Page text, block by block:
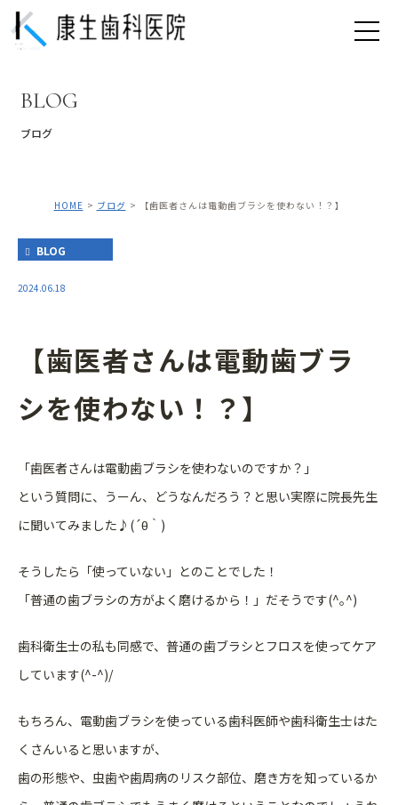
BLOG
ブログ
HOME ブログ 【歯医者さんは電動歯ブラシを使わない！？】
BLOG
2024.06.18
【歯医者さんは電動歯ブラ
シを使わない！？】
「歯医者さんは電動歯ブラシを使わないのですか？」
という質問に、うーん、どうなんだろう？と思い実際に院長先生
に聞いてみました♪(´θ｀)
そうしたら「使っていない」とのことでした！
「普通の歯ブラシの方がよく磨けるから！」だそうです(^｡^)
歯科衛生士の私も同感で、普通の歯ブラシとフロスを使ってケア
しています(^-^)/
もちろん、電動歯ブラシを使っている歯科医師や歯科衛生士はた
くさんいると思いますが、
歯の形態や、虫歯や歯周病のリスク部位、磨き方を知っているか